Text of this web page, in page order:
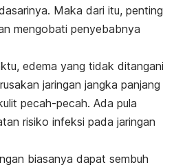
Maka dari itu, penting
mengobati penyebabnya
edema yang tidak ditangani
jaringan jangka panjang
pecah-pecah. Ada pula
risiko infeksi pada jaringan
biasanya dapat sembuh